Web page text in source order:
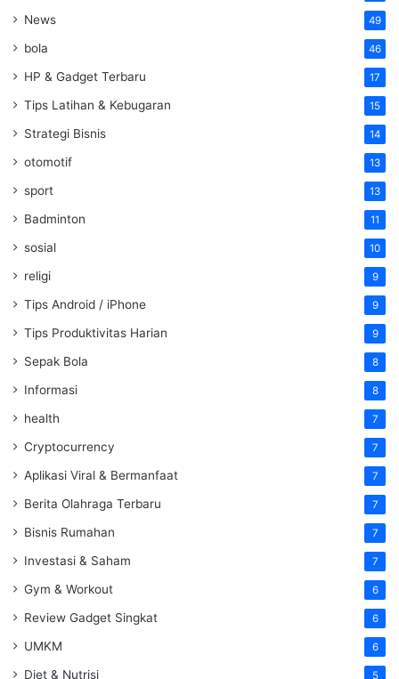
News 49
bola 46
HP & Gadget Terbaru 17
Tips Latihan & Kebugaran 15
Strategi Bisnis 14
otomotif 13
sport 13
Badminton 11
sosial 10
religi 9
Tips Android / iPhone 9
Tips Produktivitas Harian 9
Sepak Bola 8
Informasi 8
health 7
Cryptocurrency 7
Aplikasi Viral & Bermanfaat 7
Berita Olahraga Terbaru 7
Bisnis Rumahan 7
Investasi & Saham 7
Gym & Workout 6
Review Gadget Singkat 6
UMKM 6
Diet & Nutrisi 5